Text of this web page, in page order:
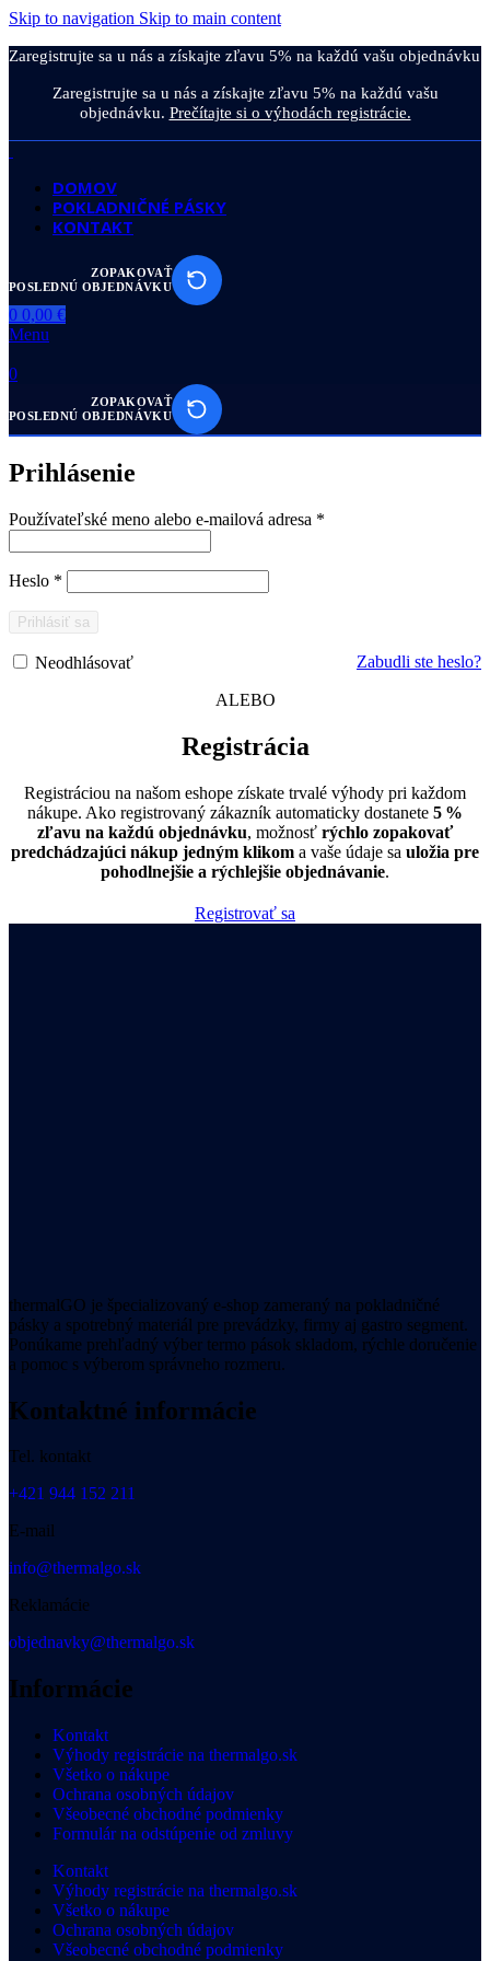
Skip to navigation Skip to main content
Zaregistrujte sa u nás a získajte zľavu 5% na každú vašu objednávku.
Zaregistrujte sa u nás a získajte zľavu 5% na každú vašu
objednávku. Prečítajte si o výhodách registrácie.
DOMOV
POKLADNIČNÉ PÁSKY
KONTAKT
ZOPAKOVAŤ
POSLEDNÚ OBJEDNÁVKU
0 0,00 €
Menu
0
ZOPAKOVAŤ
POSLEDNÚ OBJEDNÁVKU
Prihlásenie
Používateľské meno alebo e-mailová adresa *
Heslo *
Prihlásiť sa
Zabudli ste heslo?
Neodhlásovať
ALEBO
Registrácia
Registráciou na našom eshope získate trvalé výhody pri každom
nákupe. Ako registrovaný zákazník automaticky dostanete 5 %
zľavu na každú objednávku, možnosť rýchlo zopakovať
predchádzajúci nákup jedným klikom a vaše údaje sa uložia pre
pohodlnejšie a rýchlejšie objednávanie.
Registrovať sa
thermalGO je špecializovaný e-shop zameraný na pokladničné
pásky a spotrebný materiál pre prevádzky, firmy aj gastro segment.
Ponúkame prehľadný výber termo pások skladom, rýchle doručenie
a pomoc s výberom správneho rozmeru.
Kontaktné informácie
Tel. kontakt
+421 944 152 211
E-mail
info@thermalgo.sk
Reklamácie
objednavky@thermalgo.sk
Informácie
Kontakt
Výhody registrácie na thermalgo.sk
Všetko o nákupe
Ochrana osobných údajov
Všeobecné obchodné podmienky
Formulár na odstúpenie od zmluvy
Kontakt
Výhody registrácie na thermalgo.sk
Všetko o nákupe
Ochrana osobných údajov
Všeobecné obchodné podmienky